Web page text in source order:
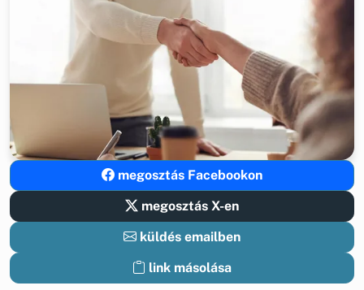
megosztás Facebookon
megosztás X-en
küldés emailben
link másolása